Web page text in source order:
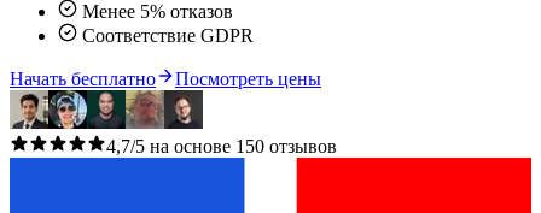
Менее 5% отказов
Соответствие GDPR
Начать бесплатно Посмотреть цены
4,7/5 на основе 150 отзывов